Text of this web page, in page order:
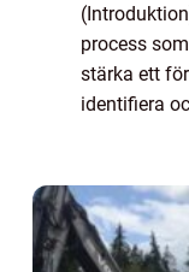
process
stärka ett
identifiera